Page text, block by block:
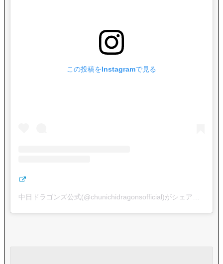
この投稿をInstagramで見る